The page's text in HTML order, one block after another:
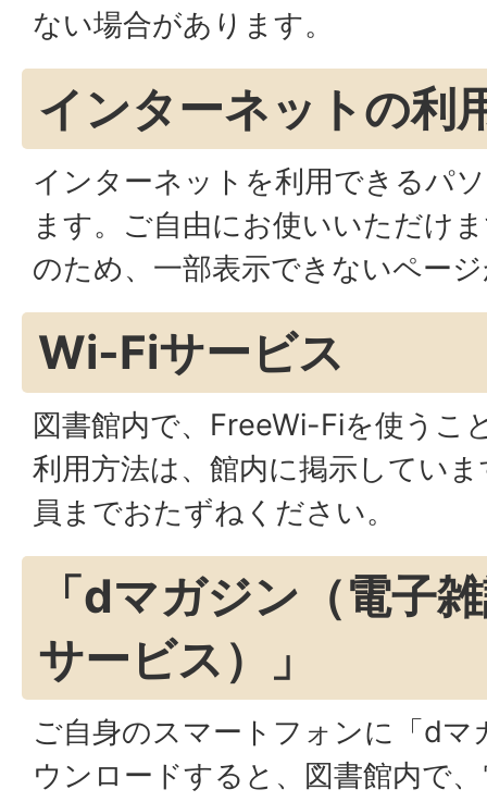
ない場合があります。
インターネットの利
インターネットを利用できるパ
ます。ご自由にお使いいただけ
のため、一部表示できないペー
Wi-Fiサービス
図書館内で、FreeWi-Fiを使うこ
利用方法は、館内に掲示してい
員までおたずねください。
「dマガジン（電子
サービス）」
ご自身のスマートフォンに「d
ウンロードすると、図書館内で